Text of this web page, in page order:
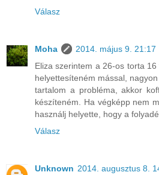
Válasz
Moha
2014. május 9. 21:17
Eliza szerintem a 26-os torta
helyettesíteném mással,
tartalom a probléma, akkor
készíteném. Ha végképp nem
használj helyette, hogy a
Válasz
Unknown 2014. augusztus 8.